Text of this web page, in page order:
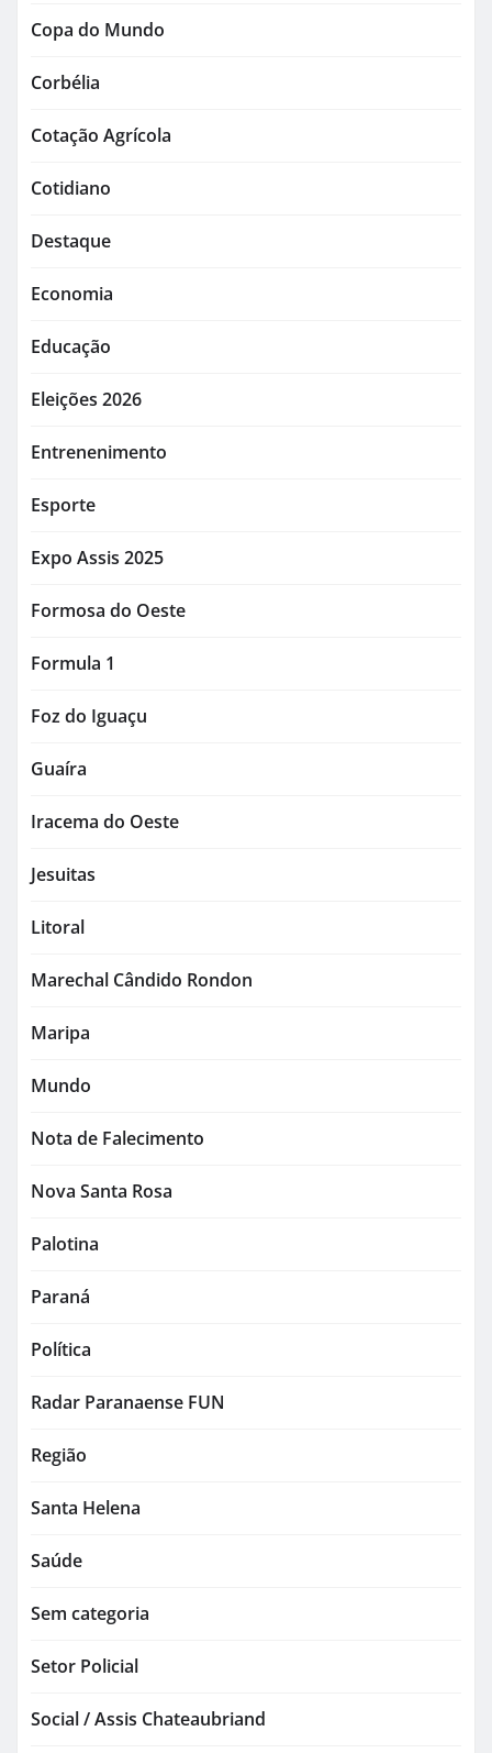
Copa do Mundo
Corbélia
Cotação Agrícola
Cotidiano
Destaque
Economia
Educação
Eleições 2026
Entrenenimento
Esporte
Expo Assis 2025
Formosa do Oeste
Formula 1
Foz do Iguaçu
Guaíra
Iracema do Oeste
Jesuitas
Litoral
Marechal Cândido Rondon
Maripa
Mundo
Nota de Falecimento
Nova Santa Rosa
Palotina
Paraná
Política
Radar Paranaense FUN
Região
Santa Helena
Saúde
Sem categoria
Setor Policial
Social / Assis Chateaubriand